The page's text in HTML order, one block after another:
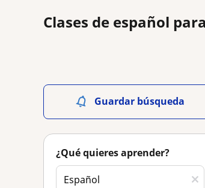
Clases de español
Guardar búsqueda
¿Qué quieres aprender?